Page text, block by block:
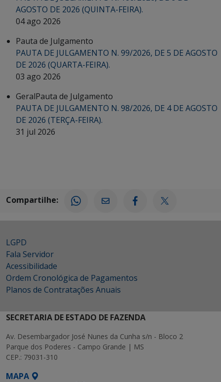
AGOSTO DE 2026 (QUINTA-FEIRA).
04 ago 2026
Pauta de Julgamento
PAUTA DE JULGAMENTO N. 99/2026, DE 5 DE AGOSTO
DE 2026 (QUARTA-FEIRA).
03 ago 2026
GeralPauta de Julgamento
PAUTA DE JULGAMENTO N. 98/2026, DE 4 DE AGOSTO
DE 2026 (TERÇA-FEIRA).
31 jul 2026
Compartilhe:
LGPD
Fala Servidor
Acessibilidade
Ordem Cronológica de Pagamentos
Planos de Contratações Anuais
SECRETARIA DE ESTADO DE FAZENDA
Av. Desembargador José Nunes da Cunha s/n - Bloco 2
Parque dos Poderes - Campo Grande | MS
CEP.: 79031-310
MAPA